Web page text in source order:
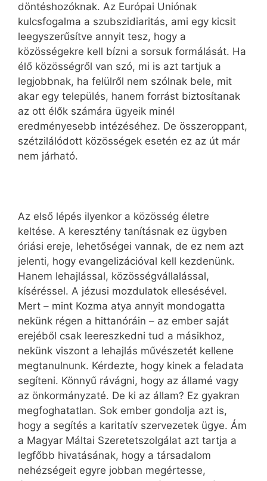
döntéshozóknak. Az Európai Uniónak
kulcsfogalma a szubszidiaritás, ami egy kicsit
leegyszerűsítve annyit tesz, hogy a
közösségekre kell bízni a sorsuk formálását. Ha
élő közösségről van szó, mi is azt tartjuk a
legjobbnak, ha felülről nem szólnak bele, mit
akar egy település, hanem forrást biztosítanak
az ott élők számára ügyeik minél
eredményesebb intézéséhez. De összeroppant,
szétzilálódott közösségek esetén ez az út már
nem járható.
Az első lépés ilyenkor a közösség életre
keltése. A keresztény tanításnak ez ügyben
óriási ereje, lehetőségei vannak, de ez nem azt
jelenti, hogy evangelizációval kell kezdenünk.
Hanem lehajlással, közösségvállalással,
kíséréssel. A jézusi mozdulatok ellesésével.
Mert – mint Kozma atya annyit mondogatta
nekünk régen a hittanóráin – az ember saját
erejéből csak leereszkedni tud a másikhoz,
nekünk viszont a lehajlás művészetét kellene
megtanulnunk. Kérdezte, hogy kinek a feladata
segíteni. Könnyű rávágni, hogy az államé vagy
az önkormányzaté. De ki az állam? Ez gyakran
megfoghatatlan. Sok ember gondolja azt is,
hogy a segítés a karitatív szervezetek ügye. Ám
a Magyar Máltai Szeretetszolgálat azt tartja a
legfőbb hivatásának, hogy a társadalom
nehézségeit egyre jobban megértesse,